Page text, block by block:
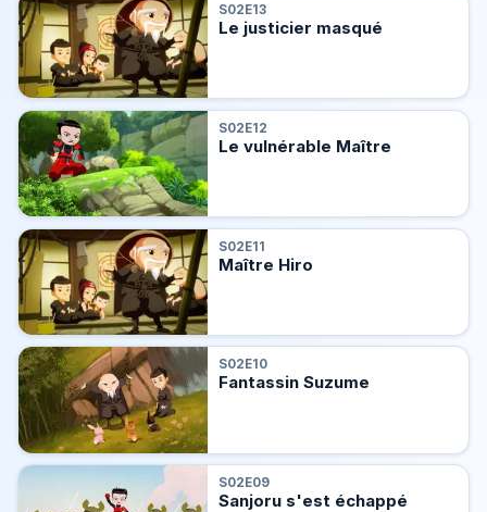
S02E13
Le justicier masqué
S02E12
Le vulnérable Maître
S02E11
Maître Hiro
S02E10
Fantassin Suzume
S02E09
Sanjoru s'est échappé